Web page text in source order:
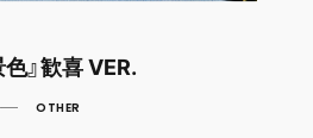
』歓喜 VER.
OTHER